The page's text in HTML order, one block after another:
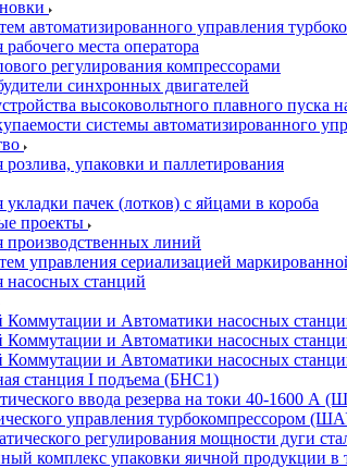
автоматизированного управления
места оператора
регулирования компрессорами
синхронных двигателей
высоковольтного плавного пуска
системы автоматизированного
розлива, упаковки и паллетирования
пачек (лотков) с яйцами в короба
проекты
производственных линий
управления сериализацией
насосных станций
и Автоматики насосных
и Автоматики насосных
и Автоматики насосных
станция I подъема (БНС1)
ввода резерва на токи 40-1600 А
управления турбокомпрессором
регулирования мощности дуги
комплекс упаковки яичной